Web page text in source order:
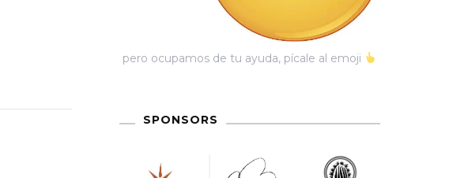
pero ocupamos de tu ayuda, pícale al emoji
SPONSORS